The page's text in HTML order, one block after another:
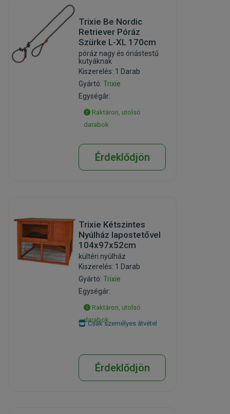
Trixie Be Nordic
Retriever Póráz
Szürke L-XL 170cm
póráz nagy és óriástestű
kutyáknak
Kiszerelés: 1 Darab
Gyártó:Trixie
Egységár:
Raktáron, utolsó
darabok
Érdeklődjön
Trixie Kétszintes
Nyúlház lapostetővel
104x97x52cm
kültéri nyúlház
Kiszerelés: 1 Darab
Gyártó:Trixie
Egységár:
Raktáron, utolsó
darabok
Csak személyes átvétel
Érdeklődjön